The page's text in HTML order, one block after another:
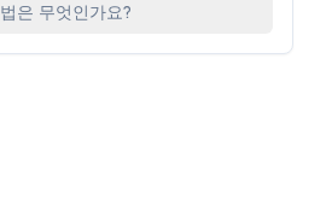
법은 무엇인가요?